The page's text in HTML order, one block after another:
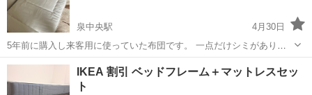
泉中央駅
4月30日
5年前に購入し来客用に使っていた布団です。 一点だけシミがありま
すが、5回ほどしか使ってないので変なものは染み込んでいないと思い
の状態】写真優先 【希...
宮城 仙台市 泉中央駅 ベッド
IKEA 割引 ベッドフレーム＋マットレスセッ
ト